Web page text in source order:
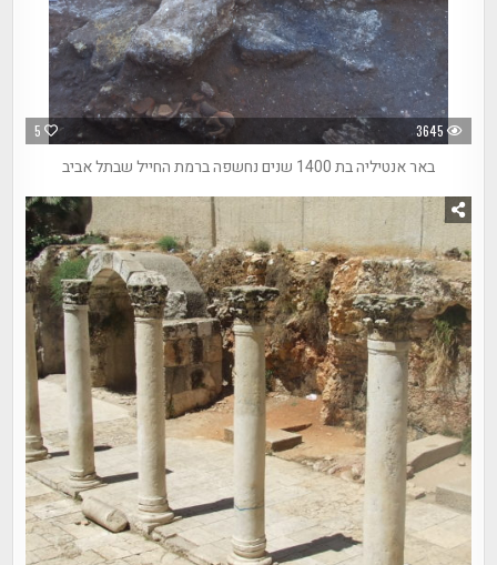
5 3645
באר אנטיליה בת 1400 שנים נחשפה ברמת החייל שבתל אביב